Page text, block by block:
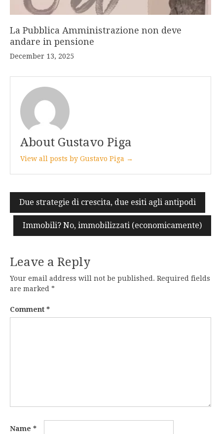
La Pubblica Amministrazione non deve
andare in pensione
December 13, 2025
About Gustavo Piga
View all posts by Gustavo Piga →
Post
navigation
Due strategie di crescita, due esiti agli antipodi
Immobili? No, immobilizzati (economicamente)
Leave a Reply
Your email address will not be published. Required fields
are marked *
Comment *
Name *